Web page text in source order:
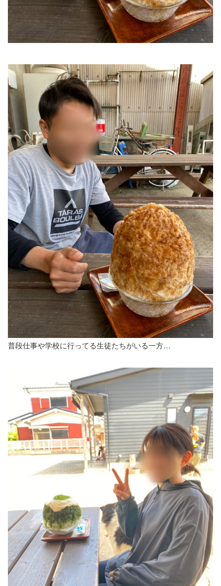
普段仕事や学校に行ってる生徒たちがいる一方…